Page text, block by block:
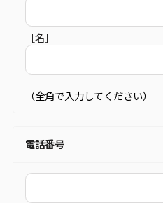
［名］
（全角で入力してください）
電話番号